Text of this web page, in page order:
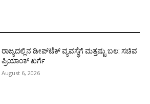
ರಾಜ್ಯದಲ್ಲಿನ ಡೀಪ್‌ಟೆಕ್‌ ವ್ಯವಸ್ಥೆಗೆ ಮತ್ತಷ್ಟು ಬಲ: ಸಚಿವ
ಪ್ರಿಯಾಂಕ್ ಖರ್ಗೆ
August 6, 2026